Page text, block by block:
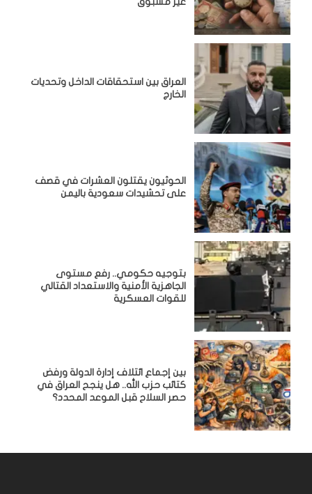
‏العراق بين استحقاقات الداخل وتحديات
الخارج
الحوثيون يقتلون العشرات في قصف
على تحشيدات سعودية باليمن
بتوجيه حكومي.. رفع مستوى
الجاهزية الأمنية والاستعداد القتالي
للقوات العسكرية
بين إجماع ائتلاف إدارة الدولة ورفض
كتائب حزب الله.. هل ينجح العراق في
حصر السلاح قبل الموعد المحدد؟